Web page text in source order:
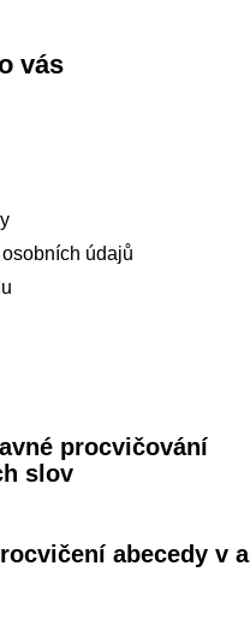
vás
údajů
procvičování
slov
abecedy v